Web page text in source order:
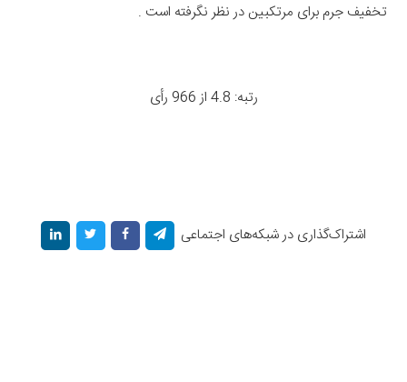
تخفیف جرم برای مرتکبین در نظر نگرفته است .
رتبه: 4.8 از 966 رأی
اشتراک‌گذاری در شبکه‌های اجتماعی